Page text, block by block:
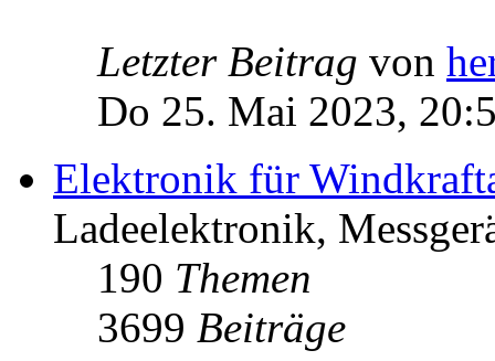
Letzter Beitrag von
Do 25. Mai 2023,
Elektronik für
Ladeelektronik,
190 Themen
3699 Beiträge